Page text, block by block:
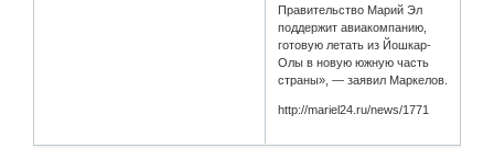
Правительство Марий Эл
поддержит авиакомпанию,
готовую летать из Йошкар-
Олы в новую южную часть
страны», — заявил Маркелов.
http://mariel24.ru/news/1771